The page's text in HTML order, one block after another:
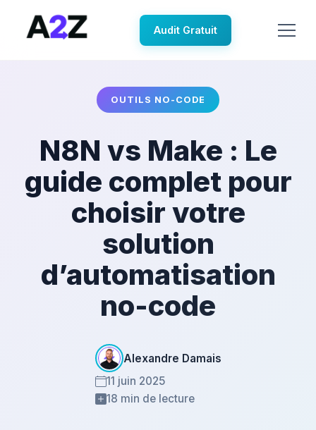
Audit Gratuit
OUTILS NO-CODE
N8N vs Make : Le
guide complet pour
choisir votre
solution
d’automatisation
no-code
Alexandre Damais
11 juin 2025
18 min de lecture